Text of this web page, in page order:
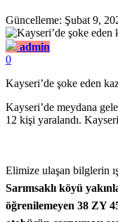
Güncelleme: Şubat 9,
admin
0
Kayseri’de şoke eden
Kayseri’de meydana
12 kişi yaralandı.
Elimize ulaşan bilglerin
Sarımsaklı köyü
öğrenilemeyen 38 ZY